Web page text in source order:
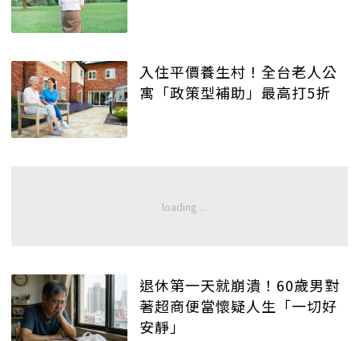
入住平價養生村！全台老人公
寓「政策型補助」最高打5折
退休第一天就崩潰！60歲男對
著超商便當懷疑人生「一切好
安靜」